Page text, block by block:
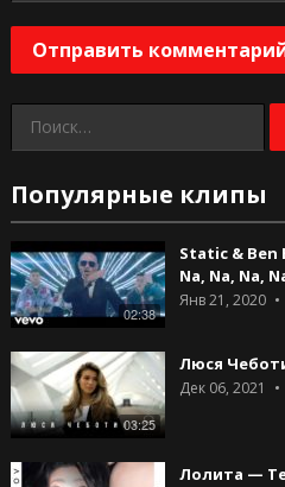
Найти:
Популярные клипы
02:38
Static & Ben
Na, Na, Na,
Янв 21, 2020
03:25
Люся
Дек 06, 2021
Лолита —